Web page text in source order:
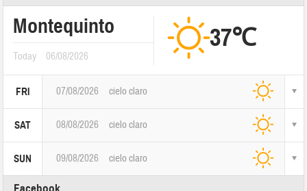
Montequinto
Today 06/08/2026
37℃
FRI 07/08/2026 cielo claro
SAT 08/08/2026 cielo claro
SUN 09/08/2026 cielo claro